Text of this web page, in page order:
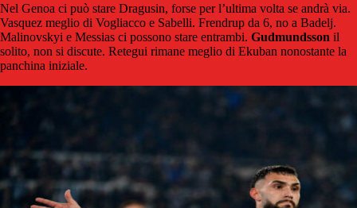
Nel Genoa ci può stare Dragusin, forse per l’ultima volta se andrà via.
Vasquez meglio di Vogliacco e Sabelli. Frendrup da 6, no a Badelj.
Malinovskyi e Messias ci possono stare entrambi. Gudmundsson il
solito, non si discute. Retegui rimane meglio di Ekuban nonostante la
panchina iniziale.